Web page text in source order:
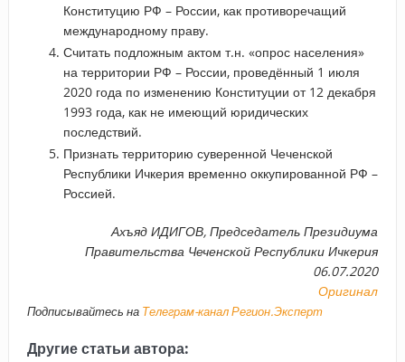
Конституцию РФ – России, как противоречащий
международному праву.
Считать подложным актом т.н. «опрос населения»
на территории РФ – России, проведённый 1 июля
2020 года по изменению Конституции от 12 декабря
1993 года, как не имеющий юридических
последствий.
Признать территорию суверенной Чеченской
Республики Ичкерия временно оккупированной РФ –
Россией.
Ахъяд ИДИГОВ,Председатель Президиума
Правительства Чеченской Республики Ичкерия
06.07.2020
Оригинал
Подписывайтесь на Телеграм-канал Регион.Эксперт
Другие статьи автора: